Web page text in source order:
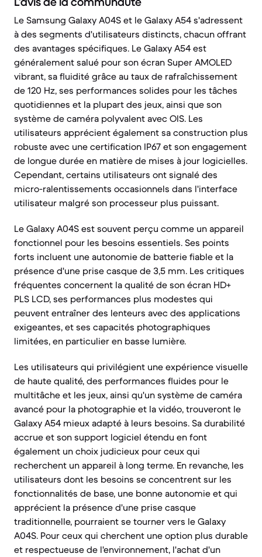
Le Samsung Galaxy A04S et le Galaxy A54 s'adressent
à des segments d'utilisateurs distincts, chacun offrant
des avantages spécifiques. Le Galaxy A54 est
généralement salué pour son écran Super AMOLED
vibrant, sa fluidité grâce au taux de rafraîchissement
de 120 Hz, ses performances solides pour les tâches
quotidiennes et la plupart des jeux, ainsi que son
système de caméra polyvalent avec OIS. Les
utilisateurs apprécient également sa construction plus
robuste avec une certification IP67 et son engagement
de longue durée en matière de mises à jour logicielles.
Cependant, certains utilisateurs ont signalé des
micro-ralentissements occasionnels dans l'interface
utilisateur malgré son processeur plus puissant.
Le Galaxy A04S est souvent perçu comme un appareil
fonctionnel pour les besoins essentiels. Ses points
forts incluent une autonomie de batterie fiable et la
présence d'une prise casque de 3,5 mm. Les critiques
fréquentes concernent la qualité de son écran HD+
PLS LCD, ses performances plus modestes qui
peuvent entraîner des lenteurs avec des applications
exigeantes, et ses capacités photographiques
limitées, en particulier en basse lumière.
Les utilisateurs qui privilégient une expérience visuelle
de haute qualité, des performances fluides pour le
multitâche et les jeux, ainsi qu'un système de caméra
avancé pour la photographie et la vidéo, trouveront le
Galaxy A54 mieux adapté à leurs besoins. Sa durabilité
accrue et son support logiciel étendu en font
également un choix judicieux pour ceux qui
recherchent un appareil à long terme. En revanche, les
utilisateurs dont les besoins se concentrent sur les
fonctionnalités de base, une bonne autonomie et qui
apprécient la présence d'une prise casque
traditionnelle, pourraient se tourner vers le Galaxy
A04S. Pour ceux qui cherchent une option plus durable
et respectueuse de l'environnement, l'achat d'un